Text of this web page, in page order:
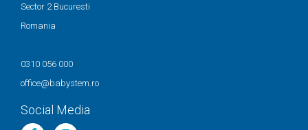
Sector 2 Bucuresti
Romania
0310 056 000
office@babystem.ro
Social Media